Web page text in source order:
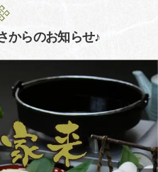
からのお知らせ♪